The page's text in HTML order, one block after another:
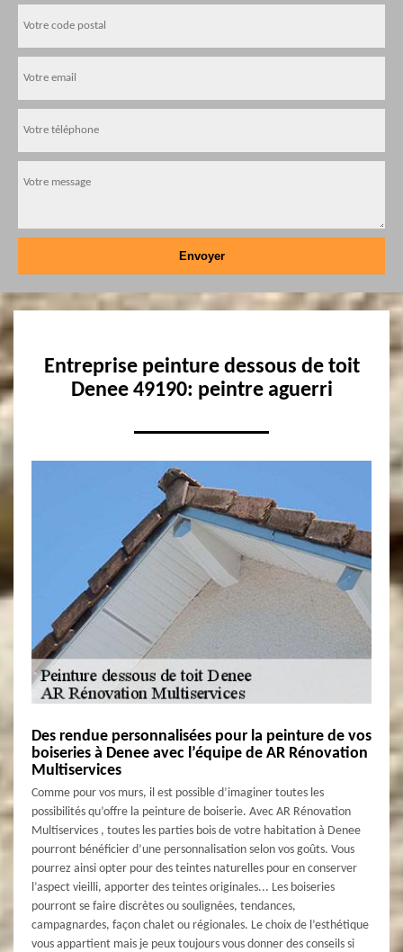
Entreprise peinture dessous de toit
Denee 49190: peintre aguerri
Des rendue personnalisées pour la peinture de vos
boiseries à Denee avec l’équipe de AR Rénovation
Multiservices
Comme pour vos murs, il est possible d’imaginer toutes les
possibilités qu’offre la peinture de boiserie. Avec AR Rénovation
Multiservices , toutes les parties bois de votre habitation à Denee
pourront bénéficier d’une personnalisation selon vos goûts. Vous
pourrez ainsi opter pour des teintes naturelles pour en conserver
l’aspect vieilli, apporter des teintes originales... Les boiseries
pourront se faire discrètes ou soulignées, tendances,
campagnardes, façon chalet ou régionales. Le choix de l’esthétique
vous appartient mais je peux toujours vous donner des conseils si